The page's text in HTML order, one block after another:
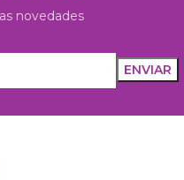
novedades